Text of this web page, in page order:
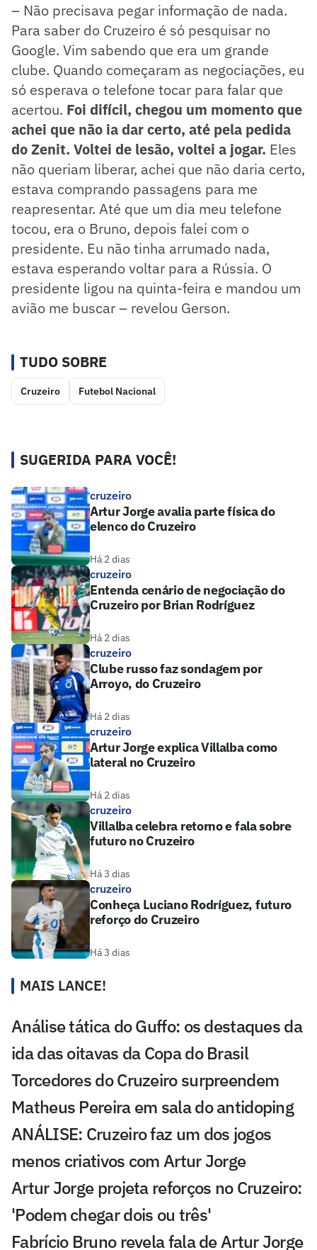
– Não precisava pegar informação de nada.
Para saber do Cruzeiro é só pesquisar no
Google. Vim sabendo que era um grande
clube. Quando começaram as negociações, eu
só esperava o telefone tocar para falar que
acertou. Foi difícil, chegou um momento que
achei que não ia dar certo, até pela pedida
do Zenit. Voltei de lesão, voltei a jogar. Eles
não queriam liberar, achei que não daria certo,
estava comprando passagens para me
reapresentar. Até que um dia meu telefone
tocou, era o Bruno, depois falei com o
presidente. Eu não tinha arrumado nada,
estava esperando voltar para a Rússia. O
presidente ligou na quinta-feira e mandou um
avião me buscar – revelou Gerson.
TUDO SOBRE
Cruzeiro Futebol Nacional
SUGERIDA PARA VOCÊ!
cruzeiro
Artur Jorge avalia parte física do
elenco do Cruzeiro
Há 2 dias
cruzeiro
Entenda cenário de negociação do
Cruzeiro por Brian Rodríguez
Há 2 dias
cruzeiro
Clube russo faz sondagem por
Arroyo, do Cruzeiro
Há 2 dias
cruzeiro
Artur Jorge explica Villalba como
lateral no Cruzeiro
Há 2 dias
cruzeiro
Villalba celebra retorno e fala sobre
futuro no Cruzeiro
Há 3 dias
cruzeiro
Conheça Luciano Rodríguez, futuro
reforço do Cruzeiro
Há 3 dias
MAIS LANCE!
Análise tática do Guffo: os destaques da
ida das oitavas da Copa do Brasil
Torcedores do Cruzeiro surpreendem
Matheus Pereira em sala do antidoping
ANÁLISE: Cruzeiro faz um dos jogos
menos criativos com Artur Jorge
Artur Jorge projeta reforços no Cruzeiro:
'Podem chegar dois ou três'
Fabrício Bruno revela fala de Artur Jorge